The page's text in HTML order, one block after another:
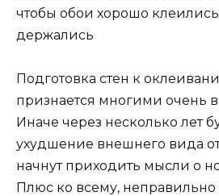
чтобы обои хорошо
держались
Подготовка стен к
признается многими очень
Иначе через несколько лет
ухудшение внешнего вида
начнут приходить мысли о
Плюс ко всему, неправильно